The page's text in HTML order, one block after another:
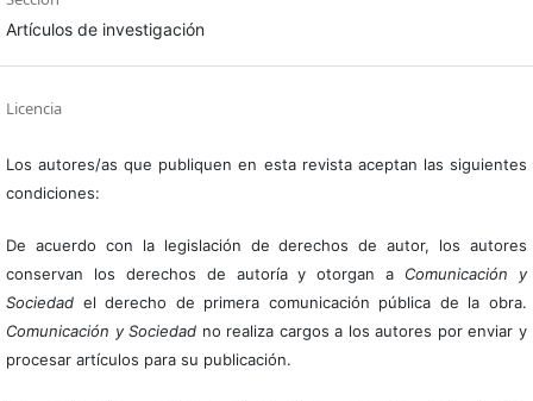
Artículos de investigación
Licencia
Los autores/as que publiquen en esta revista aceptan las siguientes
condiciones:
De acuerdo con la legislación de derechos de autor, los autores
conservan los derechos de autoría y otorgan a Comunicación y
Sociedadel derecho de primera comunicación pública de la obra.
Comunicación y Sociedad no realiza cargos a los autores por enviar y
procesar artículos para su publicación.